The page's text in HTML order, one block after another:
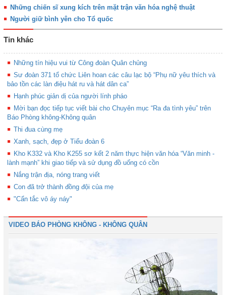
Những chiến sĩ xung kích trên mặt trận văn hóa nghệ thuật
Người giữ bình yên cho Tổ quốc
Tin khác
Những tín hiệu vui từ Công đoàn Quân chủng
Sư đoàn 371 tổ chức Liên hoan các câu lạc bộ “Phụ nữ yêu thích và
bảo tồn các làn điệu hát ru và hát dân ca”
Hạnh phúc giản dị của người lính pháo
Mời bạn đọc tiếp tục viết bài cho Chuyên mục “Ra đa tình yêu” trên
Báo Phòng không-Không quân
Thi đua cùng mẹ
Xanh, sạch, đẹp ở Tiểu đoàn 6
Kho K332 và Kho K255 sơ kết 2 năm thực hiện văn hóa “Văn minh -
lành mạnh” khi giao tiếp và sử dụng đồ uống có cồn
Nắng trận địa, nóng trang viết
Con đã trở thành đồng đội của mẹ
"Cẩn tắc vô áy náy"
VIDEO BÁO PHÒNG KHÔNG - KHÔNG QUÂN